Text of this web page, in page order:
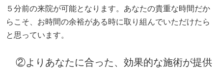
５分前の来院が可能となります。あなたの貴重な時間だか
らこそ、お時間の余裕がある時に取り組んでいただけたら
と思っています。
②よりあなたに合った、効果的な施術が提供